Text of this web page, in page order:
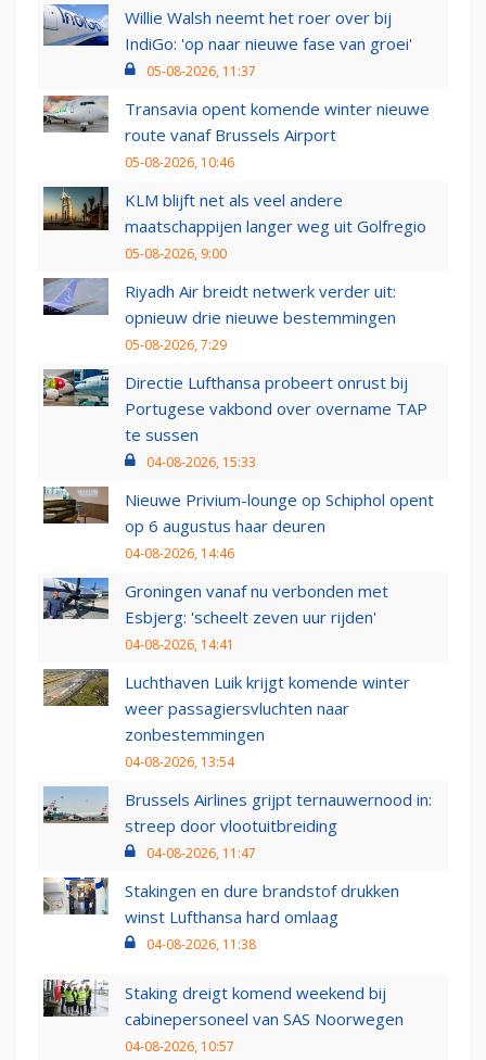
Willie Walsh neemt het roer over bij
IndiGo: 'op naar nieuwe fase van groei'
05-08-2026, 11:37
Transavia opent komende winter nieuwe
route vanaf Brussels Airport
05-08-2026, 10:46
KLM blijft net als veel andere
maatschappijen langer weg uit Golfregio
05-08-2026, 9:00
Riyadh Air breidt netwerk verder uit:
opnieuw drie nieuwe bestemmingen
05-08-2026, 7:29
Directie Lufthansa probeert onrust bij
Portugese vakbond over overname TAP
te sussen
04-08-2026, 15:33
Nieuwe Privium-lounge op Schiphol opent
op 6 augustus haar deuren
04-08-2026, 14:46
Groningen vanaf nu verbonden met
Esbjerg: 'scheelt zeven uur rijden'
04-08-2026, 14:41
Luchthaven Luik krijgt komende winter
weer passagiersvluchten naar
zonbestemmingen
04-08-2026, 13:54
Brussels Airlines grijpt ternauwernood in:
streep door vlootuitbreiding
04-08-2026, 11:47
Stakingen en dure brandstof drukken
winst Lufthansa hard omlaag
04-08-2026, 11:38
Staking dreigt komend weekend bij
cabinepersoneel van SAS Noorwegen
04-08-2026, 10:57